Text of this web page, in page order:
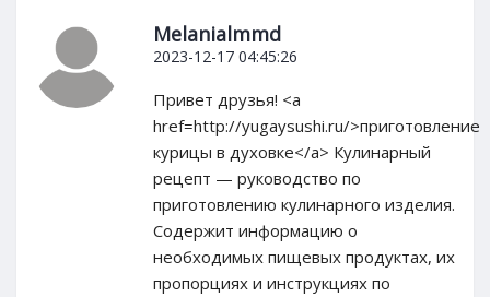
Melanialmmd
2023-12-17 04:45:26
Привет друзья! <a
href=http://yugaysushi.ru/>приготовление
курицы в духовке</a> Кулинарный
рецепт — руководство по
приготовлению кулинарного изделия.
Содержит информацию о
необходимых пищевых продуктах, их
пропорциях и инструкциях по